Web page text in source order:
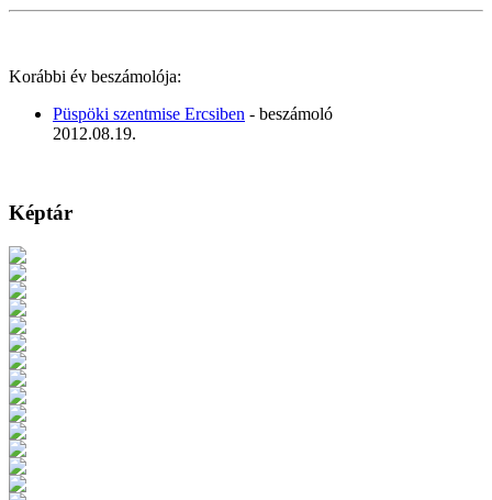
Korábbi év beszámolója:
Püspöki szentmise Ercsiben - beszámoló
2012.08.19.
Képtár